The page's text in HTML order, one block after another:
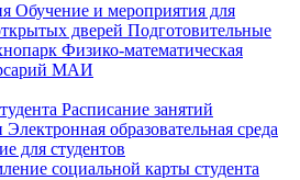
Обучение и мероприятия для
дверей Подготовительные
Физико-математическая
МАИ
Расписание занятий
Электронная образовательная среда
для студентов
социальной карты студента